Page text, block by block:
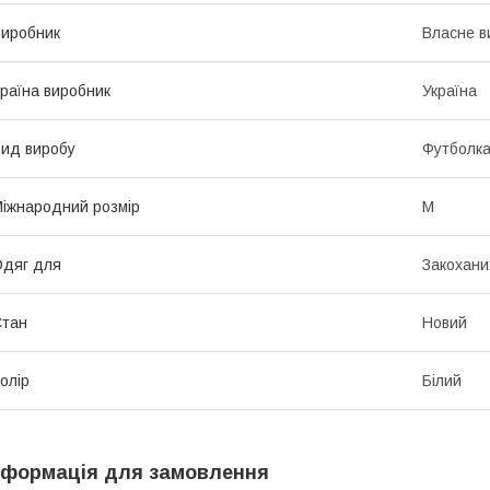
Власне
виробник Україна
виробу Футболка
розмір M
для
Новий
Білий
для замовлення